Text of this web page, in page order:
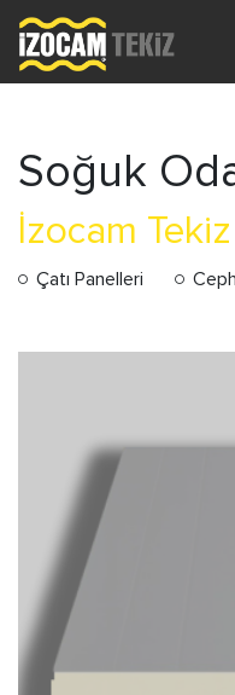
Soğuk
İzocam Tekiz
Çatı Panelleri